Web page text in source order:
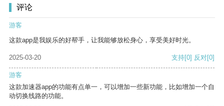
评论
游客
这款app是我娱乐的好帮手，让我能够放松身心，享受美好时光。
2025-03-20 支持[0] 反对[0]
游客
这款加速器app的功能有点单一，可以增加一些新功能，比如增加一个自
动切换线路的功能。